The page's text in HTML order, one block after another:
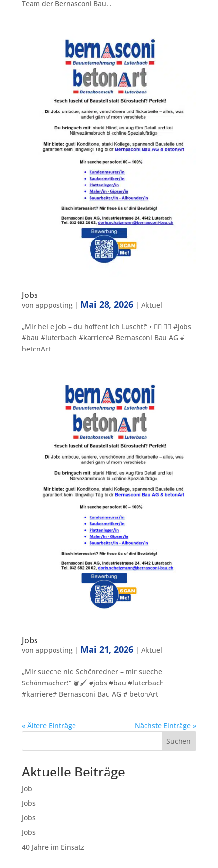
Team der Bernasconi Bau...
Jobs
von appposting| Mai 28, 2026| Aktuell
„Mir hei e Job – du hoffentlich Luscht!“ • 👷‍♂️ 👷‍♀️ #jobs
#bau #luterbach #karriere# Bernasconi Bau AG #
betonArt
Jobs
von appposting| Mai 21, 2026| Aktuell
„Mir sueche nid Schönredner – mir sueche
Schönmacher!“ 🪣🖌️ #jobs #bau #luterbach
#karriere# Bernasconi Bau AG # betonArt
« Ältere Einträge
Nächste Einträge »
Suchen
Aktuelle Beiträge
Job
Jobs
Jobs
Jobs
40 Jahre im Einsatz